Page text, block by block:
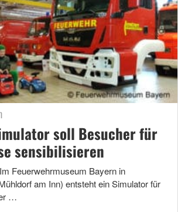
soll Besucher für
sensibilisieren
Feuerwehrmuseum Bayern in
am Inn) entsteht ein Simulator für
…